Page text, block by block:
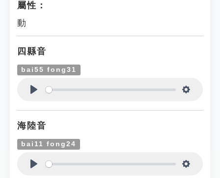
屬性：
動
四縣音
bai55 fong31
海陸音
bai11 fong24